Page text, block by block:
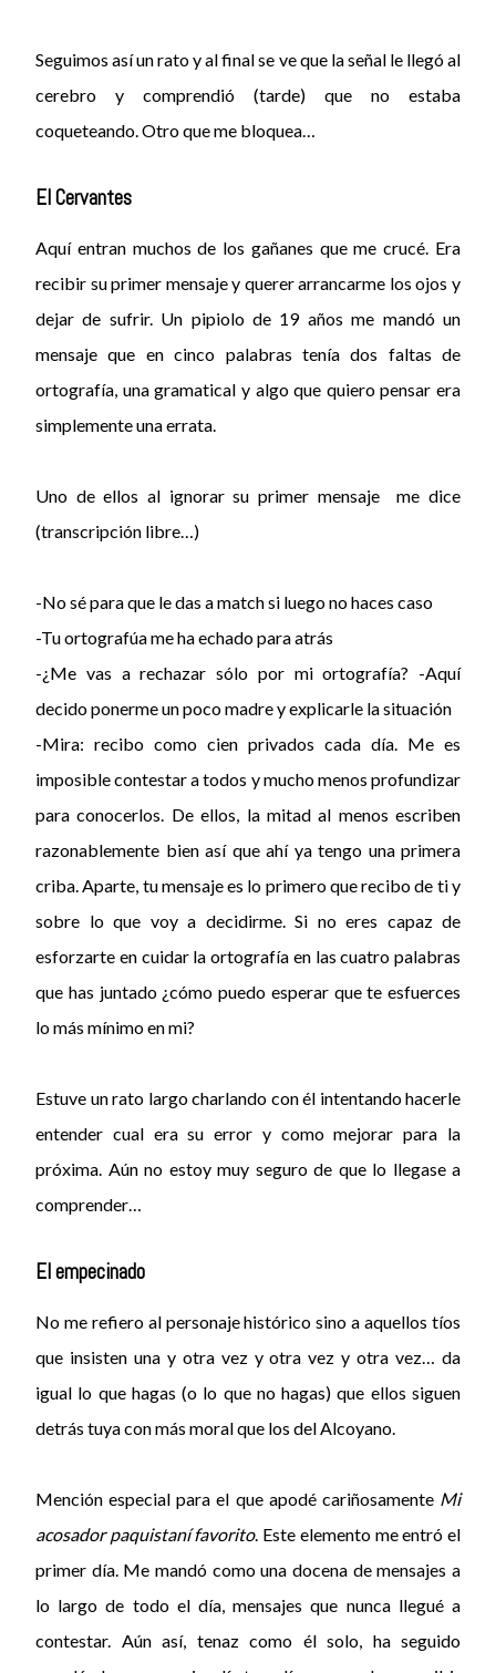
Seguimos así un rato y al final se ve que la señal le llegó al
cerebro y comprendió (tarde) que no estaba
coqueteando. Otro que me bloquea…
El Cervantes
Aquí entran muchos de los gañanes que me crucé. Era
recibir su primer mensaje y querer arrancarme los ojos y
dejar de sufrir. Un pipiolo de 19 años me mandó un
mensaje que en cinco palabras tenía dos faltas de
ortografía, una gramatical y algo que quiero pensar era
simplemente una errata.
Uno de ellos al ignorar su primer mensaje me dice
(transcripción libre…)
-No sé para que le das a match si luego no haces caso
-Tu ortografúa me ha echado para atrás
-¿Me vas a rechazar sólo por mi ortografía? -Aquí
decido ponerme un poco madre y explicarle la situación
-Mira: recibo como cien privados cada día. Me es
imposible contestar a todos y mucho menos profundizar
para conocerlos. De ellos, la mitad al menos escriben
razonablemente bien así que ahí ya tengo una primera
criba. Aparte, tu mensaje es lo primero que recibo de ti y
sobre lo que voy a decidirme. Si no eres capaz de
esforzarte en cuidar la ortografía en las cuatro palabras
que has juntado ¿cómo puedo esperar que te esfuerces
lo más mínimo en mi?
Estuve un rato largo charlando con él intentando hacerle
entender cual era su error y como mejorar para la
próxima. Aún no estoy muy seguro de que lo llegase a
comprender…
El empecinado
No me refiero al personaje histórico sino a aquellos tíos
que insisten una y otra vez y otra vez y otra vez… da
igual lo que hagas (o lo que no hagas) que ellos siguen
detrás tuya con más moral que los del Alcoyano.
Mención especial para el que apodé cariñosamente Mi
acosador paquistaní favorito. Este elemento me entró el
primer día. Me mandó como una docena de mensajes a
lo largo de todo el día, mensajes que nunca llegué a
contestar. Aún así, tenaz como él solo, ha seguido